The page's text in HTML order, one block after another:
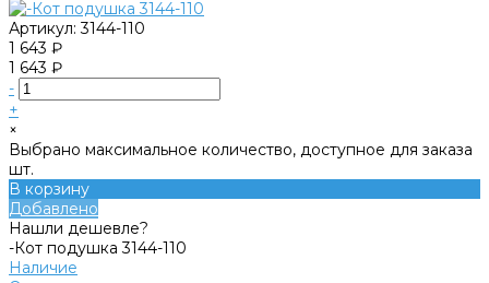
Артикул:3144-110
1 643 ₽
1 643 ₽
-
+
×
Выбрано максимальное количество, доступное для заказа
шт.
В корзину
Добавлено
Нашли дешевле?
-Кот подушка 3144-110
Наличие